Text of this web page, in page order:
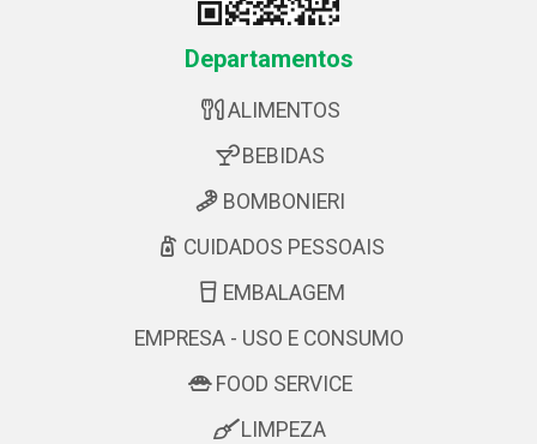
Departamentos
ALIMENTOS
BEBIDAS
BOMBONIERI
CUIDADOS PESSOAIS
EMBALAGEM
EMPRESA - USO E CONSUMO
FOOD SERVICE
LIMPEZA